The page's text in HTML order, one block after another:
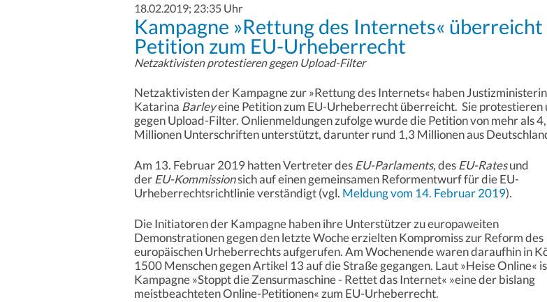
18.02.2019; 23:35 Uhr
Kampagne »Rettung des Internets« überreicht
Petition zum EU-Urheberrecht
Netzaktivisten protestieren gegen Upload-Filter
Netzaktivisten der Kampagne zur »Rettung des Internets« haben Justizministerin
Katarina Barleyeine Petition zum EU-Urheberrecht überreicht. Sie protestieren
gegen Upload-Filter. Onlienmeldungen zufolge wurde die Petition von mehr als
Millionen Unterschriften unterstützt, darunter rund 1,3 Millionen aus
Am 13. Februar 2019 hatten Vertreter desEU-Parlaments, desEU-Ratesund
derEU-Kommissionsich auf einen gemeinsamen Reformentwurf für die EU-
Urheberrechtsrichtlinie verständigt (vgl. Meldung vom 14. Februar 2019).
Die Initiatoren der Kampagne haben ihre Unterstützer zu europaweiten
Demonstrationen gegen den letzte Woche erzielten Kompromiss zur Reform des
europäischen Urheberrechts aufgerufen. Am Wochenende waren daraufhin in
1500 Menschen gegen Artikel 13 auf die Straße gegangen. Laut »Heise Online«
Kampagne »Stoppt die Zensurmaschine - Rettet das Internet« »eine der bislang
meistbeachteten Online-Petitionen« zum EU-Urheberrecht.